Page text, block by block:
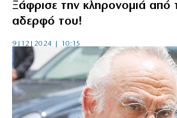
Ξάφρισε την κληρονομιά από
αδερφό του!
9|12|2024 | 10:15